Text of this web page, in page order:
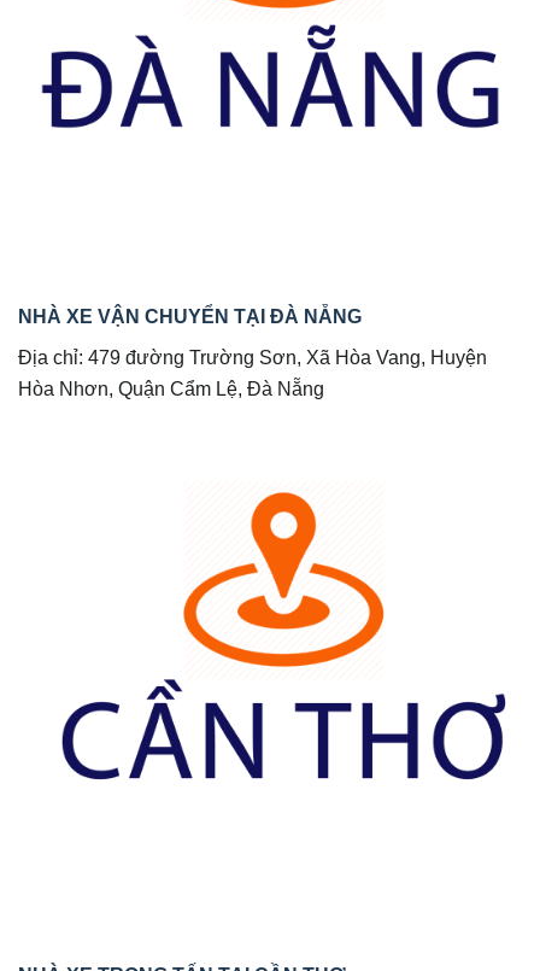
NHÀ XE VẬN CHUYỂN TẠI ĐÀ NẴNG
Địa chỉ: 479 đường Trường Sơn, Xã Hòa Vang, Huyện
Hòa Nhơn, Quận Cẩm Lệ, Đà Nẵng